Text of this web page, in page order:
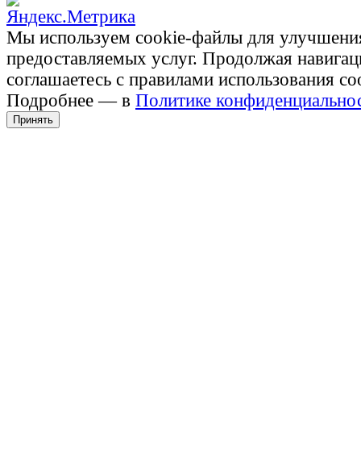
Мы используем cookie-файлы для
предоставляемых услуг. Продолжая
соглашаетесь с правилами использования
Подробнее — в Политике
Принять